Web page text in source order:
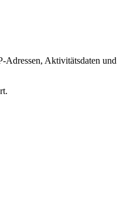
Adressen, Aktivitätsdaten und